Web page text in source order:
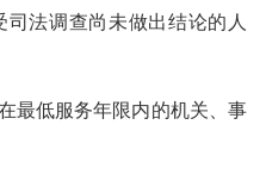
法调查尚未做出结论的人
最低服务年限内的机关、事